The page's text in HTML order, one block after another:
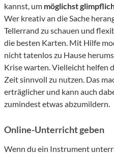
kannst, um möglichst
Wer kreativ an die Sache
Tellerrand zu schauen und
die besten Karten. Mit Hilfe
nicht tatenlos zu Hause
Krise warten. Vielleicht helfen
Zeit sinnvoll zu nutzen. Das
erträglicher und kann auch
zumindest etwas abzumildern.
Online-Unterricht geben
Wenn du ein Instrument